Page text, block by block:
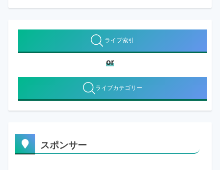
ライブ索引
or
ライブカテゴリー
スポンサー